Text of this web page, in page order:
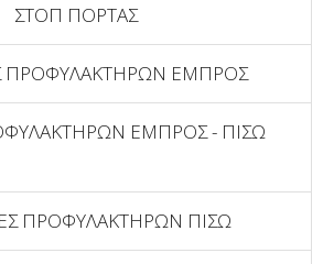
ΣΤΟΠ ΠΟΡΤΑΣ
ΠΡΟΦΥΛΑΚΤΗΡΩΝ ΕΜΠΡΟΣ
ΕΜΠΡΟΣ - ΠΙΣΩ
ΠΡΟΦΥΛΑΚΤΗΡΩΝ ΠΙΣΩ